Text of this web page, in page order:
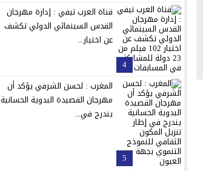
4
قناة العرب تيفي : إدارة مهرجان
القدس السينمائي الدولي تكشف
عن اختيار...
5
المغرب : لحسن الشرفي يؤكد أن
مهرجان القصيدة البدوية الحسانية
يندرج في...